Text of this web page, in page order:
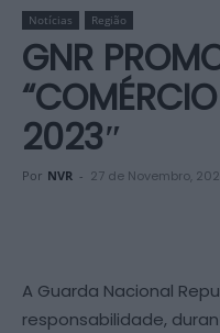
Notícias Região
GNR
2023″
Por NVR - 27 de Novembro,
A Guarda Nacional
responsabilidade,